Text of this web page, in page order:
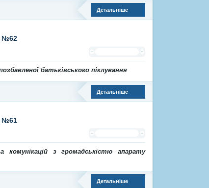
Детальніше
№62
батьківського піклування
Детальніше
№61
з громадськістю апарату
Детальніше